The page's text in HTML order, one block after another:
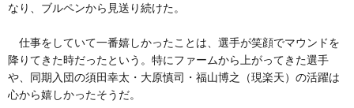
なり、ブルペンから見送り続けた。
仕事をしていて一番嬉しかったことは、選手が笑顔でマウンドを
降りてきた時だったという。特にファームから上がってきた選手
や、同期入団の須田幸太・大原慎司・福山博之（現楽天）の活躍は
心から嬉しかったそうだ。